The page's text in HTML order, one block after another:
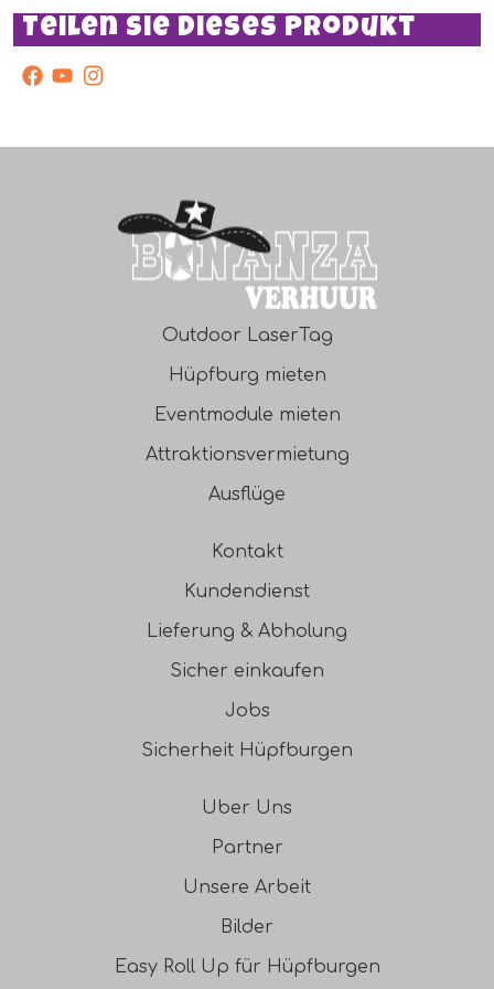
Vergessen Sie nicht, die Zutaten zu bestellen!
Teilen Sie dieses Produkt
facebook
Youtube
Instagram
Outdoor LaserTag
Hüpfburg mieten
Eventmodule mieten
Attraktionsvermietung
Ausflüge
Kontakt
Kundendienst
Lieferung & Abholung
Sicher einkaufen
Jobs
Sicherheit Hüpfburgen
Uber Uns
Partner
Unsere Arbeit
Bilder
Easy Roll Up für Hüpfburgen